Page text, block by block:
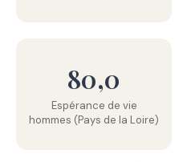
80,0
Espérance de vie
hommes (Pays de la Loire)